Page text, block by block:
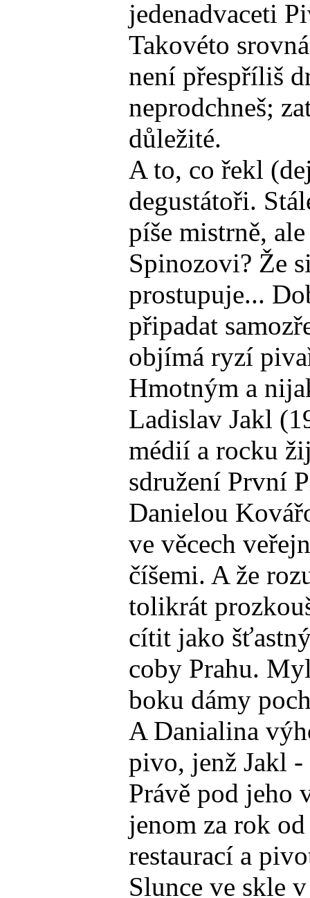
jedenadvaceti
Takovéto
není přespříliš
neprodchneš;
důležité.
A to, co řekl
degustátoři.
píše mistrně,
Spinozovi? Že
prostupuje...
připadat
objímá ryzí
Hmotným a
Ladislav Jakl
médií a rocku
sdružení První
Danielou
ve věcech
číšemi. A že
tolikrát
cítit jako
coby Prahu.
boku dámy
A Danialina
pivo, jenž Jakl
Právě pod jeho
jenom za rok
restaurací a
Slunce ve skle